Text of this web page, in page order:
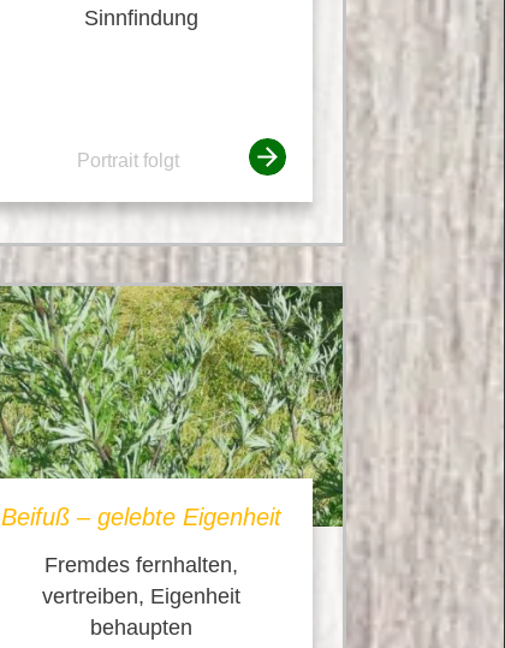
Sinnfindung
Portrait folgt
Beifuß – gelebte Eigenheit
Fremdes fernhalten,
vertreiben, Eigenheit
behaupten